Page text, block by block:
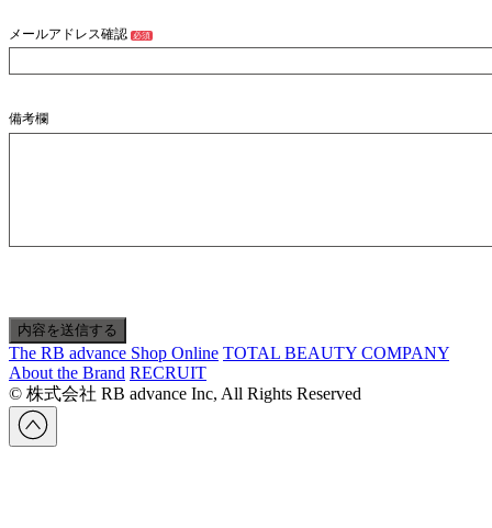
メールアドレス確認 必須
備考欄
The RB advance Shop Online TOTAL BEAUTY COMPANY
About the Brand RECRUIT
© 株式会社 RB advance Inc, All Rights Reserved